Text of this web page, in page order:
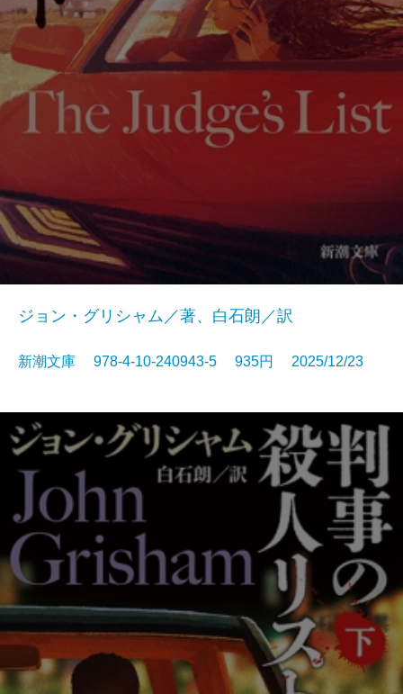
ジョン・グリシャム／著、白石朗／訳
新潮文庫 978-4-10-240943-5 935円 2025/12/23